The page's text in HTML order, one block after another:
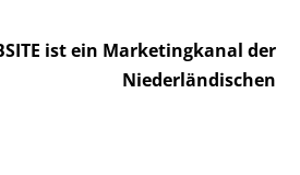
ist ein Marketingkanal der
Niederländischen